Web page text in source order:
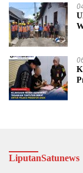
LiputanSatunews